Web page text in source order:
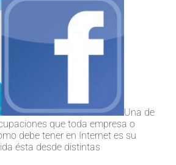
Una de
que toda empresa o
debe tener en Internet es su
ésta desde distintas